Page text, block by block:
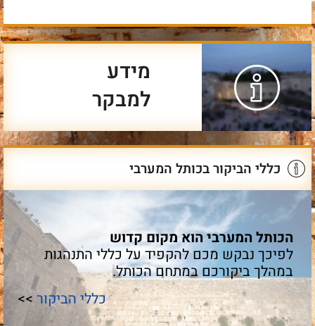
מידע
למבקר
כללי הביקור בכותל המערבי
הכותל המערבי הוא מקום קדוש
לפיכך נבקש מכם להקפיד על כללי התנהגות
במהלך ביקורכם במתחם הכותל.
כללי הביקור >>